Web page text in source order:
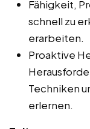
Fähigkeit,
schnell zu
erarbeiten.
Proaktive
Techniken
erlernen.